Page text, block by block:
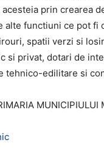
prin crearea
alte functiuni ce pot fi
spatii verzi si
si privat, dotari de
tehnico-edilitare si
MUNICIPIULUI